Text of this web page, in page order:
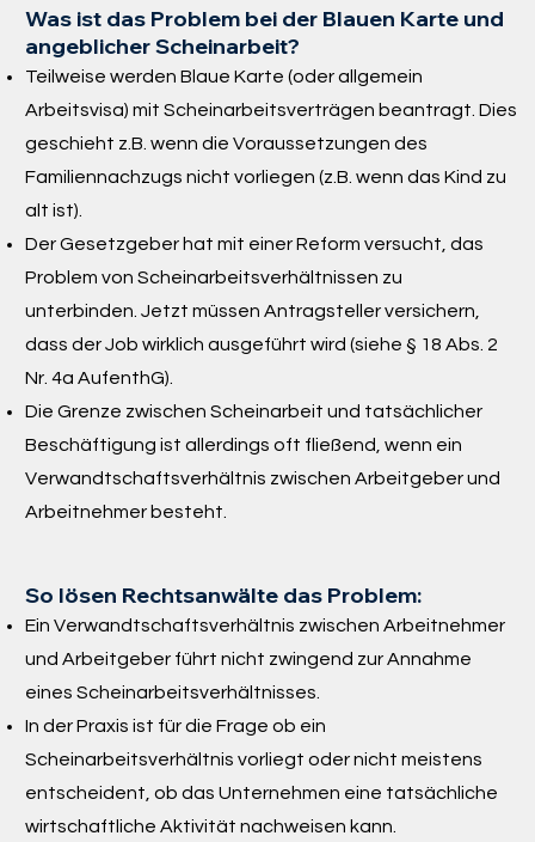
Was ist das Problem bei der Blauen Karte und
angeblicher Scheinarbeit?
Teilweise werden Blaue Karte (oder allgemein
Arbeitsvisa) mit Scheinarbeitsverträgen beantragt. Dies
geschieht z.B. wenn die Voraussetzungen des
Familiennachzugs nicht vorliegen (z.B. wenn das Kind zu
alt ist).
Der Gesetzgeber hat mit einer Reform versucht, das
Problem von Scheinarbeitsverhältnissen zu
unterbinden. Jetzt müssen Antragsteller versichern,
dass der Job wirklich ausgeführt wird (siehe § 18 Abs. 2
Nr. 4a AufenthG).
Die Grenze zwischen Scheinarbeit und tatsächlicher
Beschäftigung ist allerdings oft fließend, wenn ein
Verwandtschaftsverhältnis zwischen Arbeitgeber und
Arbeitnehmer besteht.
So lösen Rechtsanwälte das Problem:
Ein Verwandtschaftsverhältnis zwischen Arbeitnehmer
und Arbeitgeber führt nicht zwingend zur Annahme
eines Scheinarbeitsverhältnisses.
In der Praxis ist für die Frage ob ein
Scheinarbeitsverhältnis vorliegt oder nicht meistens
entscheident, ob das Unternehmen eine tatsächliche
wirtschaftliche Aktivität nachweisen kann.